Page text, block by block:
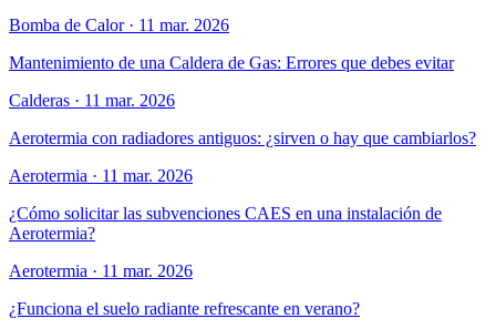
Bomba de Calor· 11 mar. 2026
Mantenimiento de una Caldera de Gas: Errores que debes evitar
Calderas · 11 mar. 2026
Aerotermia con radiadores antiguos: ¿sirven o hay que cambiarlos?
Aerotermia · 11 mar. 2026
¿Cómo solicitar las subvenciones CAES en una instalación de
Aerotermia?
Aerotermia · 11 mar. 2026
¿Funciona el suelo radiante refrescante en verano?